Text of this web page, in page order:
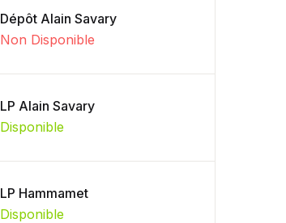
Dépôt Alain Savary
Non Disponible
LP Alain Savary
Disponible
LP Hammamet
Disponible